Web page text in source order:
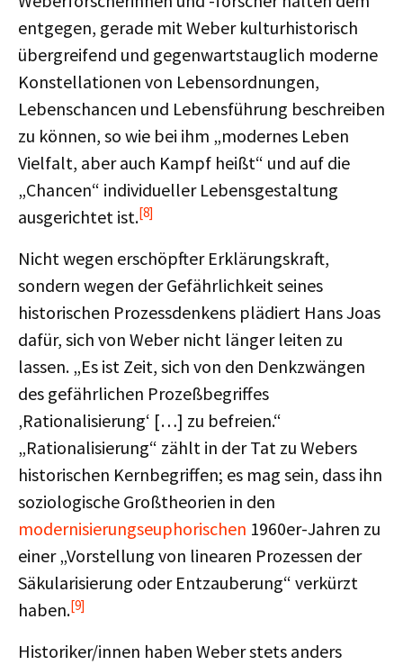
entgegen, gerade mit Weber kulturhistorisch
übergreifend und gegenwartstauglich moderne
Konstellationen von Lebensordnungen,
Lebenschancen und Lebensführung beschreiben
zu können, so wie bei ihm „modernes Leben
Vielfalt, aber auch Kampf heißt“ und auf die
„Chancen“ individueller Lebensgestaltung
ausgerichtet ist.[8]
Nicht wegen erschöpfter Erklärungskraft,
sondern wegen der Gefährlichkeit seines
historischen Prozessdenkens plädiert Hans Joas
dafür, sich von Weber nicht länger leiten zu
lassen. „Es ist Zeit, sich von den Denkzwängen
des gefährlichen Prozeßbegriffes
‚Rationalisierung‘ […] zu befreien.“
„Rationalisierung“ zählt in der Tat zu Webers
historischen Kernbegriffen; es mag sein, dass ihn
soziologische Großtheorien in den
modernisierungseuphorischen 1960er-Jahren zu
einer „Vorstellung von linearen Prozessen der
Säkularisierung oder Entzauberung“ verkürzt
haben.[9]
Historiker/innen haben Weber stets anders